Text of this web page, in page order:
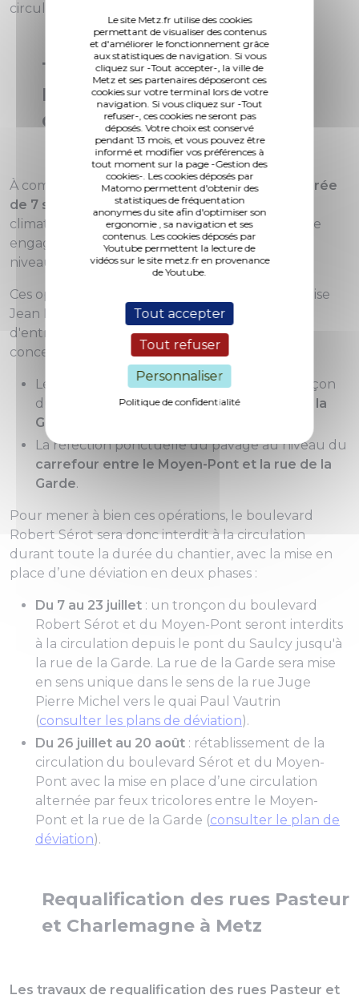
Le site Metz.fr utilise des cookies
permettant de visualiser des contenus
et d'améliorer le fonctionnement grâce
aux statistiques de navigation. Si vous
cliquez sur -Tout accepter-, la ville de
Metz et ses partenaires déposeront ces
cookies sur votre terminal lors de votre
navigation. Si vous cliquez sur -Tout
refuser-, ces cookies ne seront pas
déposés. Votre choix est conservé
pendant 13 mois, et vous pouvez être
informé et modifier vos préférences à
tout moment sur la page -Gestion des
cookies-. Les cookies déposés par
Matomo permettent d'obtenir des
statistiques de fréquentation
anonymes du site afin d'optimiser son
ergonomie , sa navigation et ses
contenus. Les cookies déposés par
Youtube permettent la lecture de
vidéos sur le site metz.fr en provenance
de Youtube.
Tout accepter
Tout refuser
Personnaliser
Politique de confidentialité
circulation et de stationnement.
Travaux sur voie METTIS,
boulevard Sérot et rue de la
Garde
À compter dumercredi 7 juillet et pour une durée
de 7 semaines
et sous réserve des conditions
climatiques et aléas techniques, Metz Métropole
engage plusieurs travaux sur la voie METTIS au
niveau du boulevard Robert Sérot.
Ces opérations qui seront réalisées par l'entreprise
Jean LEFEBVRE, dans le cadre du programme
d'entretien des voiries de Metz Métropole,
concerneront :
Le remplacement de bordures sur un tronçon
du
boulevard Robert Sérotet de la
rue de la
Garde
La réfection ponctuelle du pavage au niveau du
carrefour entre le Moyen-Pont et la rue de la
Garde.
Pour mener à bien ces opérations, le boulevard
Robert Sérot sera donc interdit à la circulation
durant toute la durée du chantier, avec la mise en
place d’une déviation en deux phases :
Du 7 au 23 juillet : un tronçon du boulevard
Robert Sérot et du Moyen-Pont seront interdits
à la circulation depuis le pont du Saulcy jusqu'à
la rue de la Garde. La rue de la Garde sera mise
en sens unique dans le sens de la rue Juge
Pierre Michel vers le quai Paul Vautrin
(consulter les plans de déviation).
Du 26 juillet au 20 août : rétablissement de la
circulation du boulevard Sérot et du Moyen-
Pont avec la mise en place d’une circulation
alternée par feux tricolores entre le Moyen-
Pont et la rue de la Garde (consulter le plan de
déviation).
Requalification des rues Pasteur
et Charlemagne à Metz
Les travaux de requalification des rues Pasteur et